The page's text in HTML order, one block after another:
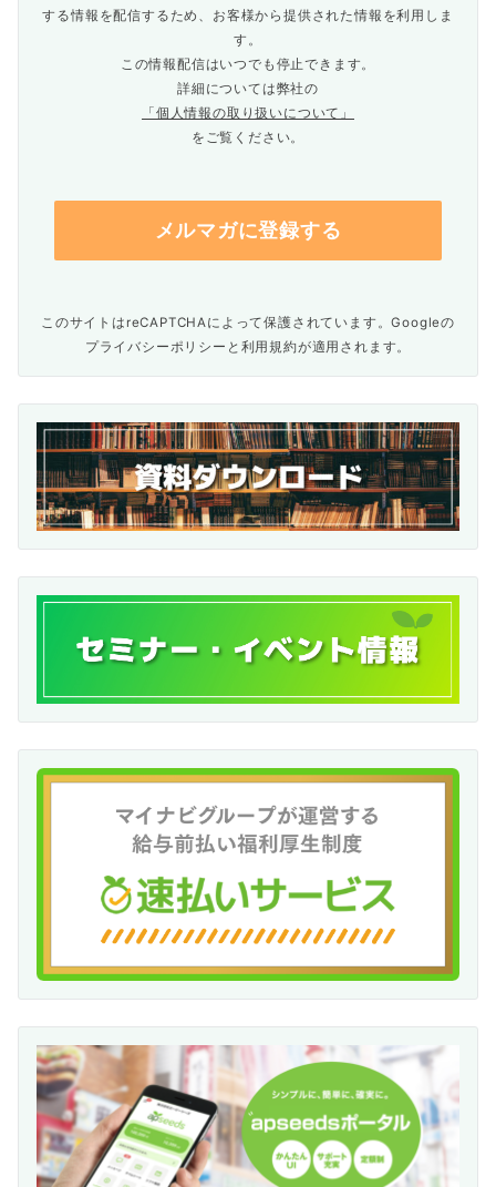
する情報を配信するため、お客様から提供された情報を利用しま
す。
この情報配信はいつでも停止できます。
詳細については弊社の
「個人情報の取り扱いについて」
をご覧ください。
このサイトはreCAPTCHAによって保護されています。Googleの
プライバシーポリシー と 利用規約が適用されます。